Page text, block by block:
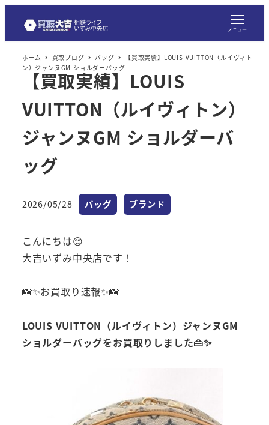
メニュー
ホーム 買取ブログ バッグ
【買取実績】LOUIS VUITTON（ルイヴィト
ン）ジャンヌGM ショルダーバッグ
【買取実績】LOUIS
VUITTON（ルイヴィトン）
ジャンヌGM ショルダーバ
ッグ
投稿日
2026/05/28 カテゴリー
バッグ カテゴリー
ブランド
こんにちは😊
大吉いずみ中央店です！
📸✨お買取り速報✨📸
LOUIS VUITTON（ルイヴィトン）ジャンヌGM
ショルダーバッグをお買取りしました👜✨